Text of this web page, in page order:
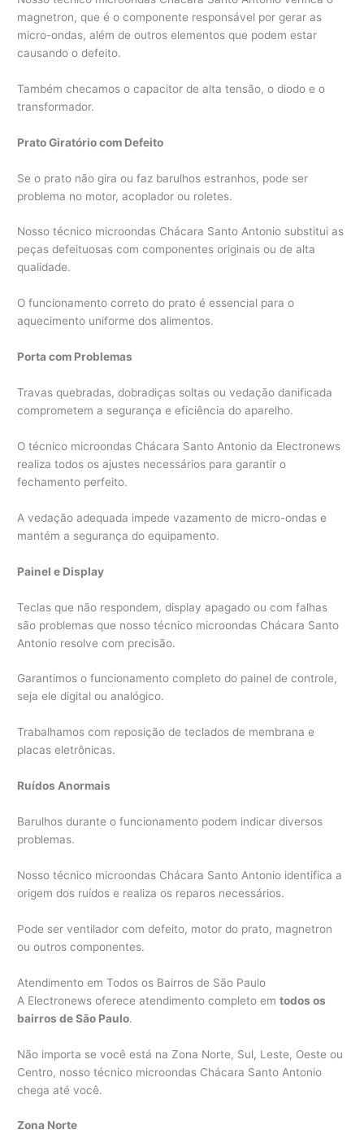
magnetron, que é o componente responsável por gerar as
micro-ondas, além de outros elementos que podem estar
causando o defeito.
Também checamos o capacitor de alta tensão, o diodo e o
transformador.
Prato Giratório com Defeito
Se o prato não gira ou faz barulhos estranhos, pode ser
problema no motor, acoplador ou roletes.
Nosso técnico microondas Chácara Santo Antonio substitui as
peças defeituosas com componentes originais ou de alta
qualidade.
O funcionamento correto do prato é essencial para o
aquecimento uniforme dos alimentos.
Porta com Problemas
Travas quebradas, dobradiças soltas ou vedação danificada
comprometem a segurança e eficiência do aparelho.
O técnico microondas Chácara Santo Antonio da Electronews
realiza todos os ajustes necessários para garantir o
fechamento perfeito.
A vedação adequada impede vazamento de micro-ondas e
mantém a segurança do equipamento.
Painel e Display
Teclas que não respondem, display apagado ou com falhas
são problemas que nosso técnico microondas Chácara Santo
Antonio resolve com precisão.
Garantimos o funcionamento completo do painel de controle,
seja ele digital ou analógico.
Trabalhamos com reposição de teclados de membrana e
placas eletrônicas.
Ruídos Anormais
Barulhos durante o funcionamento podem indicar diversos
problemas.
Nosso técnico microondas Chácara Santo Antonio identifica a
origem dos ruídos e realiza os reparos necessários.
Pode ser ventilador com defeito, motor do prato, magnetron
ou outros componentes.
Atendimento em Todos os Bairros de São Paulo
A Electronews oferece atendimento completo emtodos os
bairros de São Paulo.
Não importa se você está na Zona Norte, Sul, Leste, Oeste ou
Centro, nosso técnico microondas Chácara Santo Antonio
chega até você.
Zona Norte